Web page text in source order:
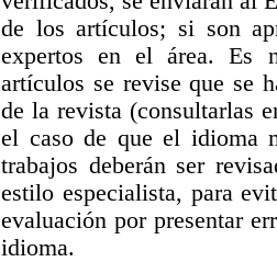
de los artículos; si son
expertos en el área. Es
artículos se revise que se
de la revista (consultarlas
el caso de que el idioma
trabajos deberán ser
estilo especialista, para
evaluación por presentar
idioma.